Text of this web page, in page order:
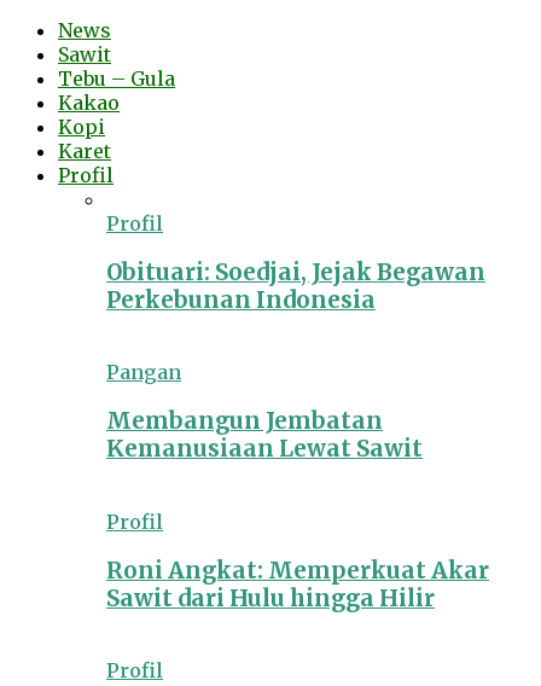
News
Sawit
Tebu – Gula
Kakao
Kopi
Karet
Profil
Profil
Obituari: Soedjai, Jejak Begawan
Perkebunan Indonesia
Pangan
Membangun Jembatan
Kemanusiaan Lewat Sawit
Profil
Roni Angkat: Memperkuat Akar
Sawit dari Hulu hingga Hilir
Profil